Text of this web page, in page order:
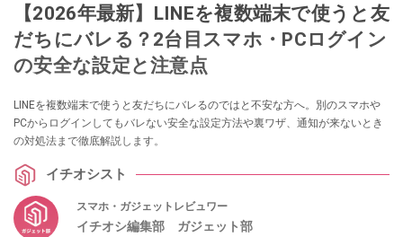
【2026年最新】LINEを複数端末で使うと友
だちにバレる？2台目スマホ・PCログイン
の安全な設定と注意点
LINEを複数端末で使うと友だちにバレるのではと不安な方へ。別のスマホや
PCからログインしてもバレない安全な設定方法や裏ワザ、通知が来ないとき
の対処法まで徹底解説します。
イチオシスト
スマホ・ガジェットレビュワー
イチオシ編集部 ガジェット部